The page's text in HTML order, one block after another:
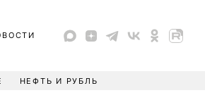
НЕФТЬ И РУБЛЬ